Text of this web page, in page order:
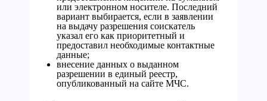
или электронном носителе. Последний
вариант выбирается, если в заявлении
на выдачу разрешения соискатель
указал его как приоритетный и
предоставил необходимые контактные
данные;
внесение данных о выданном
разрешении в единый реестр,
опубликованный на сайте МЧС.